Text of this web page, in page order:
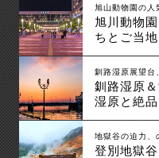
旭山動物園の人
旭川動物
ちとご当
釧路湿原展望台
釧路湿原
湿原と絶
地獄谷の迫力、
登別地獄